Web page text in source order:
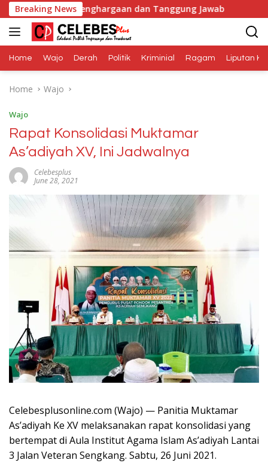
Skip
to
content
Breaking News
Penghargaan dan Tanggung Jawab Dana Media
Home Wajo Derah Politik Kriminial Ragam Liputan
Home Wajo
Wajo
Rapat Konsolidasi Muktamar
As’adiyah XV, Ini Jadwalnya
Celebesplus
June 28, 2021
Celebesplusonline.com (Wajo) — Panitia Muktamar
As’adiyah Ke XV melaksanakan rapat konsolidasi yang
bertempat di Aula Institut Agama Islam As’adiyah Lantai
3 Jalan Veteran Sengkang. Sabtu, 26 Juni 2021.